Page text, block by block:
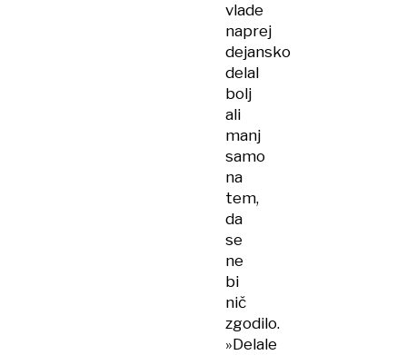
vlade
naprej
dejansko
delal
bolj
ali
manj
samo
na
tem,
da
se
ne
bi
nič
zgodilo.
»Delale